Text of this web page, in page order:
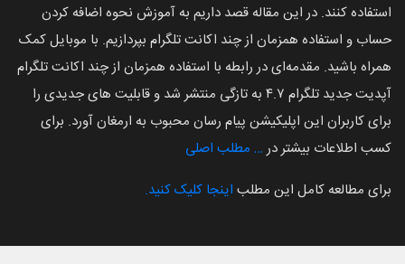
استفاده کنند. در این مقاله قصد داریم به آموزش نحوه اضافه کردن
حساب و استفاده همزمان از چند اکانت تلگرام بپردازیم. با موبایل کمک
همراه باشید. مقدمه‌ای در رابطه با استفاده همزمان از چند اکانت تلگرام
آپدیت جدید تلگرام ۴.۷ به تازگی منتشر شد و قابلیت های جدیدی را
برای کاربران این اپلیکیشن پیام رسان محبوب به ارمغان آورد. برای
کسب اطلاعات بیشتر در… مطلب اصلی
برای مطالعه کامل این مطلب اینجا کلیک کنید.